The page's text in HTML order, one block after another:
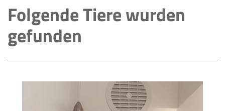
Folgende Tiere wurden
gefunden